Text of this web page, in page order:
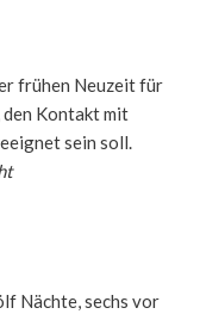
frühen Neuzeit für
Kontakt mit
sein soll.
Nächte, sechs vor